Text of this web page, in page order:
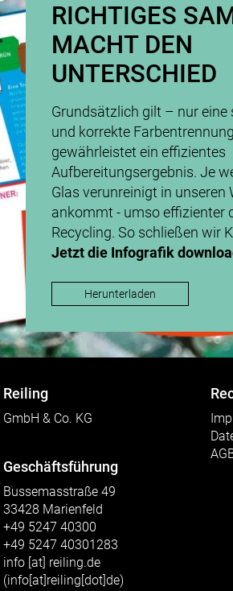
RICHTIGES
MACHT DEN
UNTERSCHIED
Grundsätzlich gilt – nur eine
und korrekte Farbentrennung
gewährleistet ein effizientes
Aufbereitungsergebnis. Je
Glas verunreinigt in unseren
ankommt - umso effizienter
Recycling. So schließen wir
Jetzt die Infografik
Herunterladen
Reiling
GmbH & Co. KG
Geschäftsführung
Bussemasstraße 49
33428 Marienfeld
+49 5247 40300
+49 5247 40301283
info [at] reiling.de
(info[at]reiling[dot]de)